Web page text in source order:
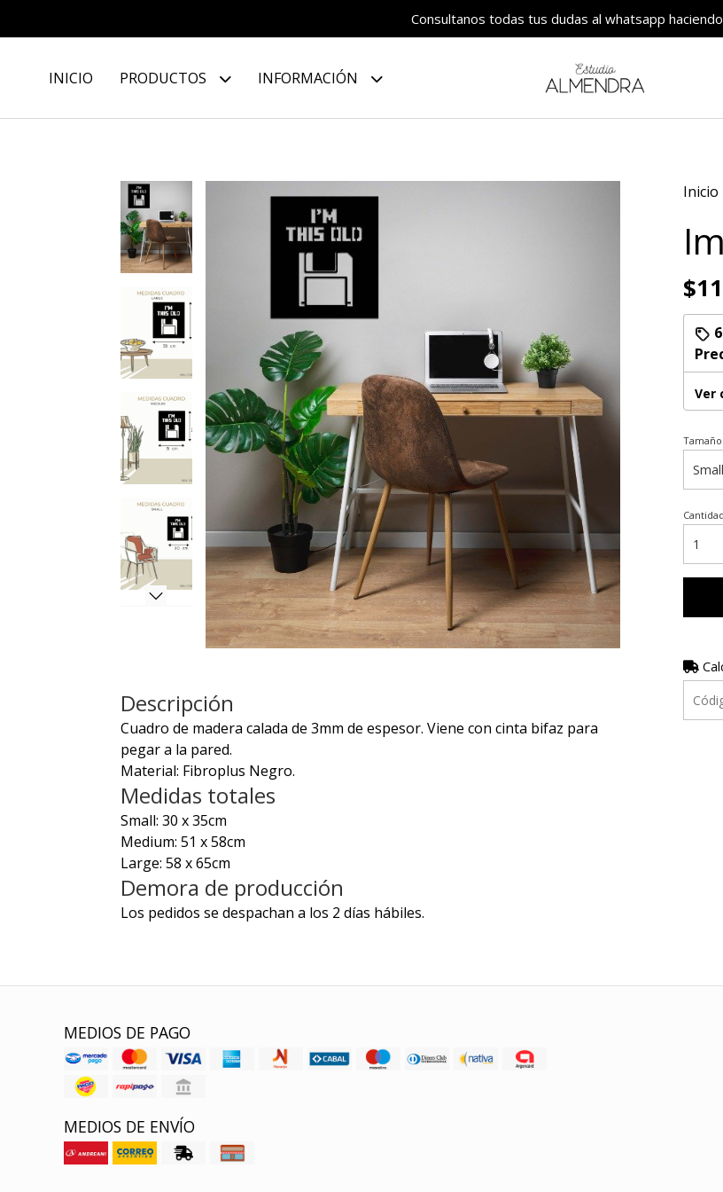
Consultanos todas tus dudas al whatsapp haciendo
INICIO PRODUCTOS INFORMACIÓN
Descripción
Cuadro de madera calada de 3mm de espesor. Viene con cinta bifaz para
pegar a la pared.
Material: Fibroplus Negro.
Medidas totales
Small: 30 x 35cm
Medium: 51 x 58cm
Large: 58 x 65cm
Demora de producción
Los pedidos se despachan a los 2 días hábiles.
Inicio
Ver
Tamaño
Cantidad
MEDIOS DE PAGO
MEDIOS DE ENVÍO